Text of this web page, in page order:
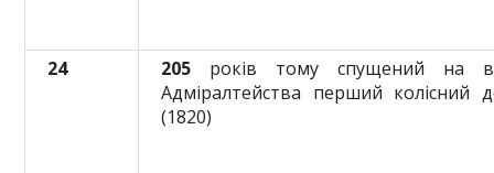
24 205 років тому спущений на
Адміралтейства перший колісний
(1820)